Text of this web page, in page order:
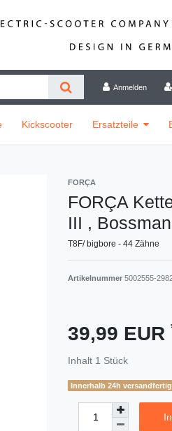
Anmelden
Kickscooter Ersatzteile
FORÇA
FORÇA
III ,
T8F/ bigbore - 44 Zähne
Artikelnummer 5002555-
39,99 EUR
Inhalt 1 Stück
Innerhalb 24h versandfertig